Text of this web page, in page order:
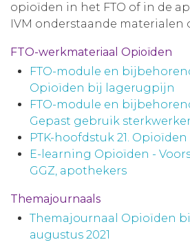
opioïden in het FTO of in de
IVM onderstaande materialen
FTO-werkmateriaal Opioïden
FTO-module en
Opioïden bij lagerugpijn
FTO-module en
Gepast gebruik
PTK-hoofdstuk 21. Opioïden
E-learning Opioïden -
GGZ, apothekers
Themajournaals
Themajournaal Opioïden
augustus 2021